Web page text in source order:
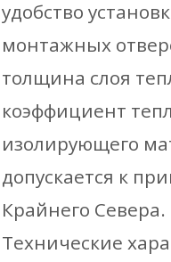
удобство
монтажных
толщина слоя
коэффициент
изолирующего
допускается к
Крайнего Севера.
Технические